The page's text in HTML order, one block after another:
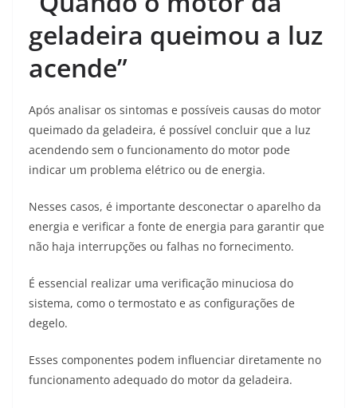
geladeira queimou a luz
acende”
Após analisar os sintomas e possíveis causas do motor
queimado da geladeira, é possível concluir que a luz
acendendo sem o funcionamento do motor pode
indicar um problema elétrico ou de energia.
Nesses casos, é importante desconectar o aparelho da
energia e verificar a fonte de energia para garantir que
não haja interrupções ou falhas no fornecimento.
É essencial realizar uma verificação minuciosa do
sistema, como o termostato e as configurações de
degelo.
Esses componentes podem influenciar diretamente no
funcionamento adequado do motor da geladeira.